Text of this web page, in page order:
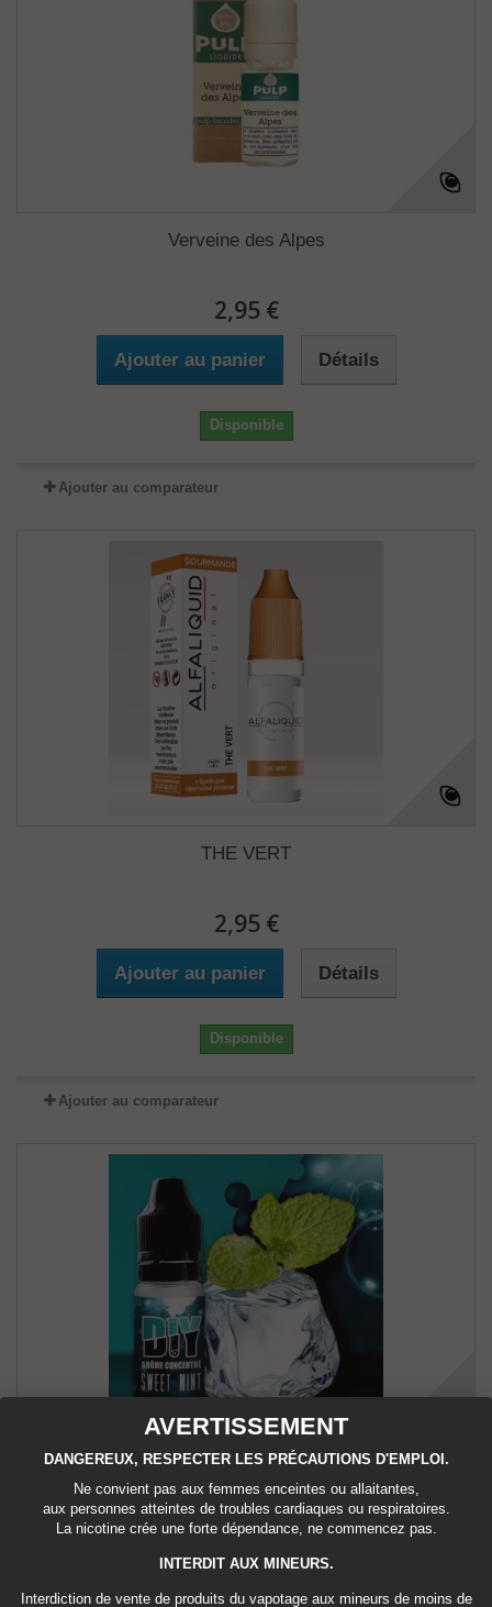
Verveine des Alpes
2,95 €
Ajouter au panier Détails
Disponible
Ajouter au comparateur
THE VERT
2,95 €
Ajouter au panier Détails
Disponible
Ajouter au comparateur
Arôme concentré Sweet Mint - Revolute -
3,60 €
AVERTISSEMENT
DANGEREUX, RESPECTER LES PRÉCAUTIONS D'EMPLOI.
Ne convient pas aux femmes enceintes ou allaitantes,
aux personnes atteintes de troubles cardiaques ou respiratoires.
La nicotine crée une forte dépendance, ne commencez pas.
INTERDIT AUX MINEURS.
Interdiction de vente de produits du vapotage aux mineurs de moins de